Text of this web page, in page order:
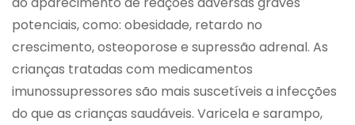
potenciais, como: obesidade, retardo no
crescimento, osteoporose e supressão adrenal. As
crianças tratadas com medicamentos
imunossupressores são mais suscetíveis a infecções
do que as crianças saudáveis. Varicela e sarampo,